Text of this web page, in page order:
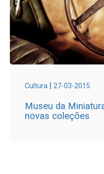
Cultura | 27-03-2015
Museu da
novas coleções